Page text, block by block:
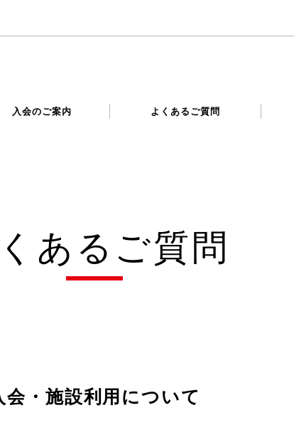
入会のご案内 よくあるご質問
あるご質問
会・施設利用について